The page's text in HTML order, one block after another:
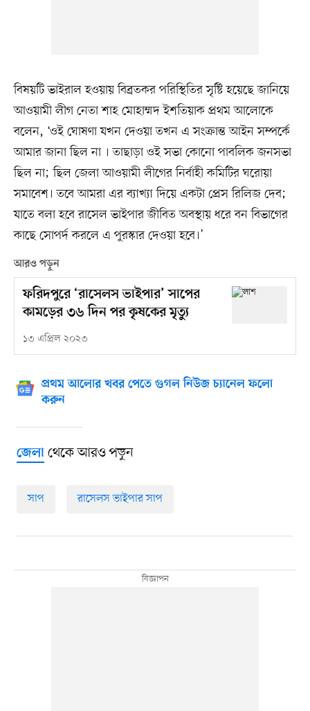
বিষয়টি ভাইরাল হওয়ায় বিব্রতকর পরিস্থিতির সৃষ্টি হয়েছে জানিয়ে
আওয়ামী লীগ নেতা শাহ মোহাম্মদ ইশতিয়াক প্রথম আলোকে
বলেন, ‘ওই ঘোষণা যখন দেওয়া তখন এ সংক্রান্ত আইন সম্পর্কে
আমার জানা ছিল না । তাছাড়া ওই সভা কোনো পাবলিক জনসভা
ছিল না; ছিল জেলা আওয়ামী লীগের নির্বাহী কমিটির ঘরোয়া
সমাবেশ। তবে আমরা এর ব্যাখ্যা দিয়ে একটা প্রেস রিলিজ দেব;
যাতে বলা হবে রাসেল ভাইপার জীবিত অবস্থায় ধরে বন বিভাগের
কাছে সোপর্দ করলে এ পুরস্কার দেওয়া হবে।’
আরও পড়ুন
ফরিদপুরে ‘রাসেলস ভাইপার’ সাপের
কামড়ের ৩৬ দিন পর কৃষকের মৃত্যু
১৩ এপ্রিল ২০২৩
প্রথম আলোর খবর পেতে গুগল নিউজ চ্যানেল ফলো
করুন
জেলাথেকে আরও পড়ুন
সাপ রাসেলস ভাইপার সাপ